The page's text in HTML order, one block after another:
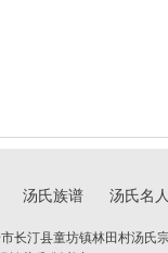
汤氏族谱 汤氏名人
长汀县童坊镇林田村汤氏